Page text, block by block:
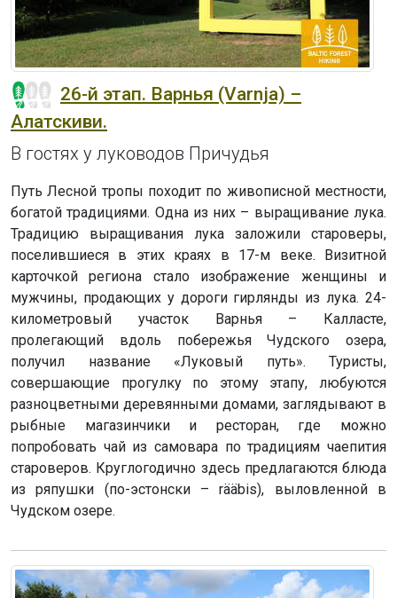
26-й этап. Варнья (Varnja) –
Алатскиви.
В гостях у луководов Причудья
Путь Лесной тропы походит по живописной местности,
богатой традициями. Одна из них – выращивание лука.
Традицию выращивания лука заложили староверы,
поселившиеся в этих краях в 17-м веке. Визитной
карточкой региона стало изображение женщины и
мужчины, продающих у дороги гирлянды из лука. 24-
километровый участок Варнья – Калласте,
пролегающий вдоль побережья Чудского озера,
получил название «Луковый путь». Туристы,
совершающие прогулку по этому этапу, любуются
разноцветными деревянными домами, заглядывают в
рыбные магазинчики и ресторан, где можно
попробовать чай из самовара по традициям чаепития
староверов. Круглогодично здесь предлагаются блюда
из ряпушки (по-эстонски – rääbis), выловленной в
Чудском озере.